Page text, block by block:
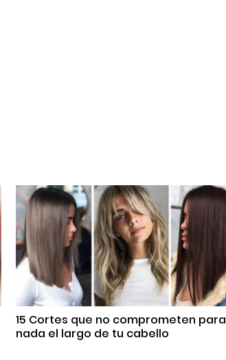
15 Cortes que no comprometen para
nada el largo de tu cabello